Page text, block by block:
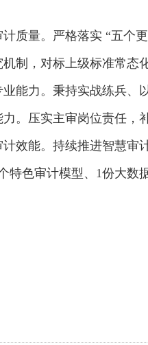
质量。严格落实 “五个
制，对标上级标准常
能力。秉持实战练兵、
。压实主审岗位责任，
效能。持续推进智慧审
特色审计模型、1份大